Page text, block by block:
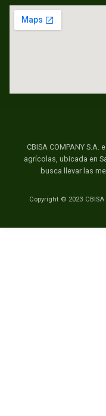
CBISA COMPANY
agrícolas, ubicada en
busca llevar las
Copyright © 2023 CBISA